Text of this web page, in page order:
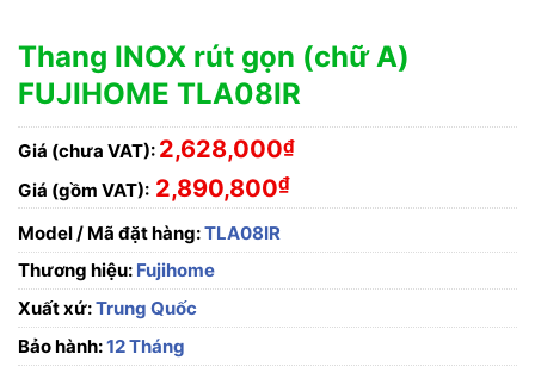
Thang INOX rút gọn (chữ A)
FUJIHOME TLA08IR
Giá (chưa VAT): 2,628,000₫
Giá (gồm VAT): 2,890,800₫
Model / Mã đặt hàng:TLA08IR
Thương hiệu: Fujihome
Xuất xứ:Trung Quốc
Bảo hành:12 Tháng